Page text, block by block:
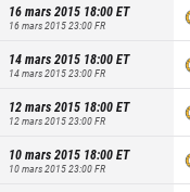
16 mars 2015 18:00ET
16 mars 2015 23:00FR
14 mars 2015 18:00ET
14 mars 2015 23:00FR
12 mars 2015 18:00ET
12 mars 2015 23:00FR
10 mars 2015 18:00ET
10 mars 2015 23:00FR